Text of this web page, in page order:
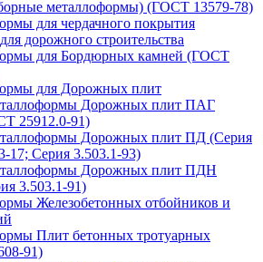
металлоформы) (ГОСТ 13579-78)
для чердачного покрытия
дорожного строительства
для Бордюрных камней (ГОСТ
для Дорожных плит
Дорожных плит ПАГ
25912.0-91)
Дорожных плит ПД (Серия
17; Серия 3.503.1-93)
Дорожных плит ПДН
3.503.1-91)
Железобетонных отбойников и
Плит бетонных тротуарных
91)